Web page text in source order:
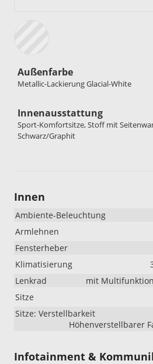
Außenfarbe
Metallic-Lackierung Glacial-White
Innenausstattung
Sport-Komfortsitze, Stoff mit
Schwarz/Graphit
Innen
Ambiente-Beleuchtung
Armlehnen
Fensterheber
Klimatisierung
Lenkrad
mit
Sitze
Sitze: Verstellbarkeit
Höhenverstellbarer
Infotainment &